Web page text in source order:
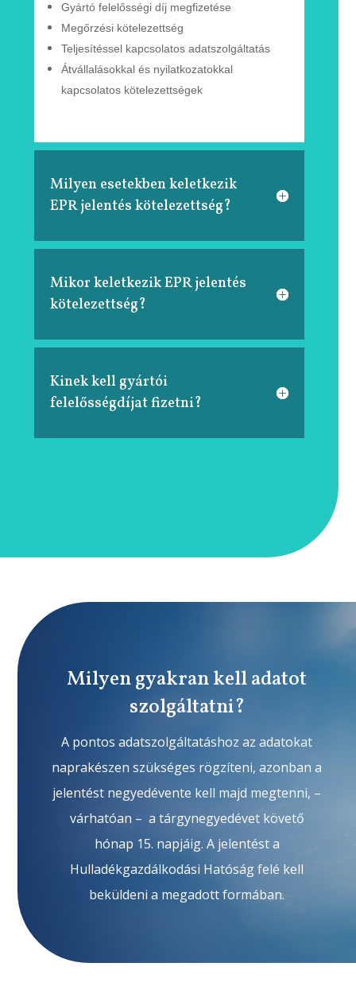
Gyártó felelősségi díj megfizetése
Megőrzési kötelezettség
Teljesítéssel kapcsolatos adatszolgáltatás
Átvállalásokkal és nyilatkozatokkal
kapcsolatos kötelezettségek
Milyen esetekben keletkezik
EPR jelentés kötelezettség?
Mikor keletkezik EPR jelentés
kötelezettség?
Kinek kell gyártói
felelősségdíjat fizetni?
Milyen gyakran kell adatot
szolgáltatni?
A pontos adatszolgáltatáshoz az adatokat
naprakészen szükséges rögzíteni, azonban a
jelentést negyedévente kell majd megtenni, –
várhatóan – a tárgynegyedévet követő
hónap 15. napjáig. A jelentést a
Hulladékgazdálkodási Hatóság felé kell
beküldeni a megadott formában.